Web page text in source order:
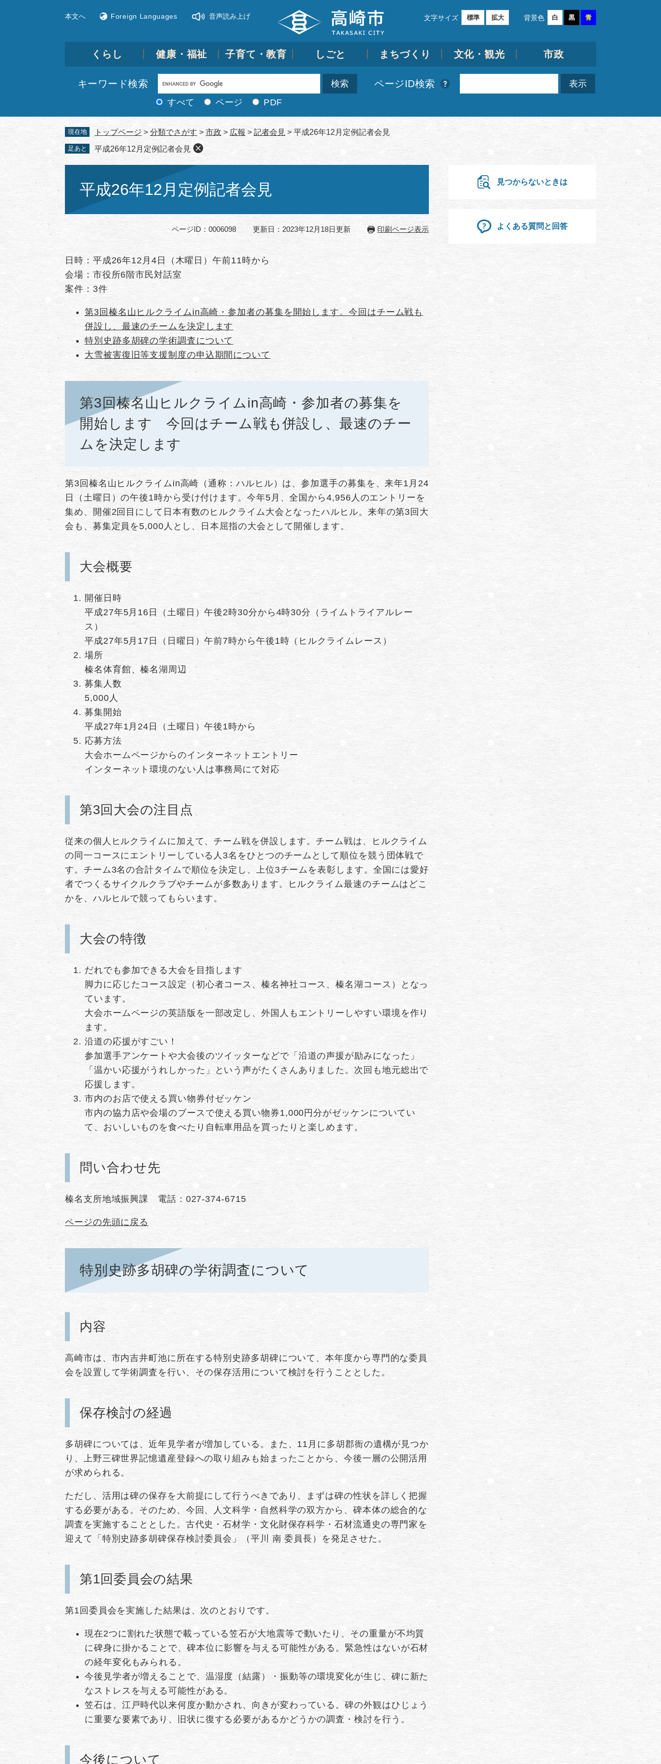
本文へ Foreign Languages 音声読み上げ 文字サイズ 標準 拡大 背景色 白 黒 青
くらし 健康・福祉 子育て・教育 しごと まちづくり 文化・観光 市政
キーワード検索
Google
カ
検
すべて ページ PDF
ページID検索
現在地 トップページ > 分類でさがす > 市政 > 広報 > 記者会見 > 平成26年12月定例記者会見
足あと 平成26年12月定例記者会見
平成26年12月定例記者会見
ページID：0006098 更新日：2023年12月18日更新 印刷ページ表示
日時：平成26年12月4日（木曜日）午前11時から
会場：市役所6階市民対話室
案件：3件
第3回榛名山ヒルクライムin高崎・参加者の募集を開始します。今回はチーム戦も
併設し、最速のチームを決定します
特別史跡多胡碑の学術調査について
大雪被害復旧等支援制度の申込期間について
第3回榛名山ヒルクライムin高崎・参加者の募集を
開始します 今回はチーム戦も併設し、最速のチー
ムを決定します
第3回榛名山ヒルクライムin高崎（通称：ハルヒル）は、参加選手の募集を、来年1月24
日（土曜日）の午後1時から受け付けます。今年5月、全国から4,956人のエントリーを
集め、開催2回目にして日本有数のヒルクライム大会となったハルヒル。来年の第3回大
会も、募集定員を5,000人とし、日本屈指の大会として開催します。
大会概要
開催日時
平成27年5月16日（土曜日）午後2時30分から4時30分（ライムトライアルレー
ス）
​平成27年5月17日（日曜日）午前7時から午後1時（ヒルクライムレース）
場所
​榛名体育館、榛名湖周辺
募集人数
​5,000人
募集開始
平成27年1月24日（土曜日）午後1時から
応募方法
大会ホームページからのインターネットエントリー
インターネット環境のない人は事務局にて対応
第3回大会の注目点
従来の個人ヒルクライムに加えて、チーム戦を併設します。チーム戦は、ヒルクライム
の同一コースにエントリーしている人3名をひとつのチームとして順位を競う団体戦で
す。チーム3名の合計タイムで順位を決定し、上位3チームを表彰します。全国には愛好
者でつくるサイクルクラブやチームが多数あります。ヒルクライム最速のチームはどこ
かを、ハルヒルで競ってもらいます。
大会の特徴
だれでも参加できる大会を目指します
脚力に応じたコース設定（初心者コース、榛名神社コース、榛名湖コース）となっ
ています。
​大会ホームページの英語版を一部改定し、外国人もエントリーしやすい環境を作り
ます。
沿道の応援がすごい！
​参加選手アンケートや大会後のツイッターなどで「沿道の声援が励みになった」
「温かい応援がうれしかった」という声がたくさんありました。次回も地元総出で
応援します。
市内のお店で使える買い物券付ゼッケン
市内の協力店や会場のブースで使える買い物券1,000円分がゼッケンについてい
て、おいしいものを食べたり自転車用品を買ったりと楽しめます。
問い合わせ先
榛名支所地域振興課 電話：027-374-6715
ページの先頭に戻る
特別史跡多胡碑の学術調査について
内容
高崎市は、市内吉井町池に所在する特別史跡多胡碑について、本年度から専門的な委員
会を設置して学術調査を行い、その保存活用について検討を行うこととした。
保存検討の経過
多胡碑については、近年見学者が増加している。また、11月に多胡郡衙の遺構が見つか
り、上野三碑世界記憶遺産登録への取り組みも始まったことから、今後一層の公開活用
が求められる。
ただし、活用は碑の保存を大前提にして行うべきであり、まずは碑の性状を詳しく把握
する必要がある。そのため、今回、人文科学・自然科学の双方から、碑本体の総合的な
調査を実施することとした。古代史・石材学・文化財保存科学・石材流通史の専門家を
迎えて「特別史跡多胡碑保存検討委員会」（平川 南 委員長）を発足させた。
第1回委員会の結果
第1回委員会を実施した結果は、次のとおりです。
現在2つに割れた状態で載っている笠石が大地震等で動いたり、その重量が不均質
に碑身に掛かることで、碑本位に影響を与える可能性がある。緊急性はないが石材
の経年変化もみられる。
今後見学者が増えることで、温湿度（結露）・振動等の環境変化が生じ、碑に新た
なストレスを与える可能性がある。
笠石は、江戸時代以来何度か動かされ、向きが変わっている。碑の外観はひじょう
に重要な要素であり、旧状に復する必要があるかどうかの調査・検討を行う。
今後について
見つからないときは
よくある質問と回答